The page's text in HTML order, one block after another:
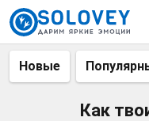
Новые
Как